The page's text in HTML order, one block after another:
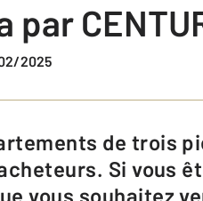
par
2025
Si vous
vous souhaitez